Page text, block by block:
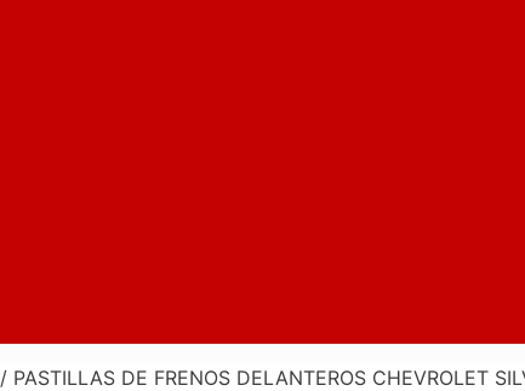
/ PASTILLAS DE FRENOS DELANTEROS CHEVROLET